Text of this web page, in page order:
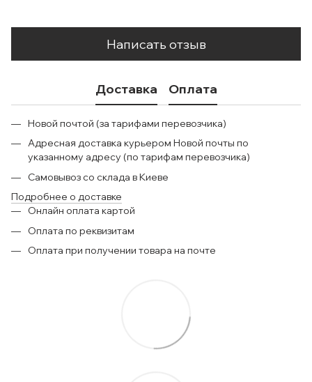
Написать отзыв
Доставка Оплата
Новой почтой (за тарифами перевозчика)
Адресная доставка курьером Новой почты по
указанному адресу (по тарифам перевозчика)
Самовывоз со склада в Киеве
Подробнее о доставке
Онлайн оплата картой
Оплата по реквизитам
Оплата при получении товара на почте